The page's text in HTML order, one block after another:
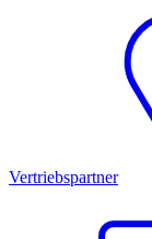
Vertriebspartner